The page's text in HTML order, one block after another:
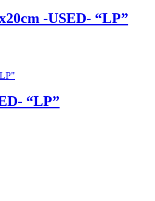
-USED- “LP”
“LP”